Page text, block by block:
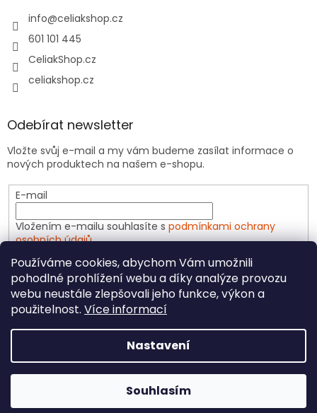
Používáme cookies, abychom Vám umožnili
pohodlné prohlížení webu a díky analýze provozu
webu neustále zlepšovali jeho funkce, výkon a
použitelnost. Více informací
Nastavení
Souhlasím
info@celiakshop.cz
601 101 445
CeliakShop.cz
celiakshop.cz
Odebírat newsletter
Vložte svůj e-mail a my vám budeme zasílat informace o
nových produktech na našem e-shopu.
E-mail
Vložením e-mailu souhlasíte s podmínkami ochrany
osobních údajů
PŘIHLÁSIT SE
Copyright 2026CeliakShop.cz. Všechna práva
vyhrazena.